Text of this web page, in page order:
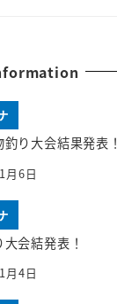
り大会結果発表！
月6日
会結発表！
月4日